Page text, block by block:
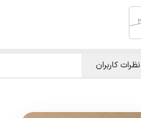
نظرات کاربران